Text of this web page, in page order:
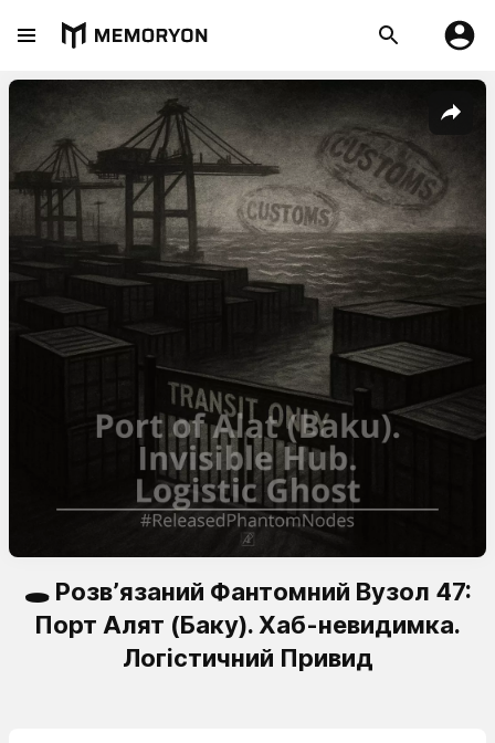
🕳️ Розв’язаний Фантомний Вузол 47:
Порт Алят (Баку). Хаб-невидимка.
Логістичний Привид